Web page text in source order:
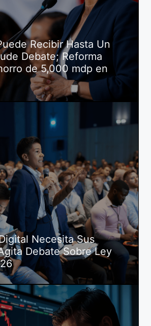
Recibir Hasta Un
Debate; Reforma
de 5,000 mdp en
Necesita Sus
Debate Sobre Ley